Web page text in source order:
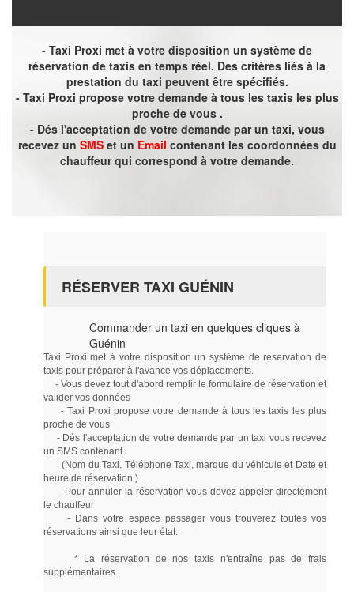
- Taxi Proxi met à votre disposition un système de
réservation de taxis en temps réel. Des critères liés à la
prestation du taxi peuvent être spécifiés.
- Taxi Proxi propose votre demande à tous les taxis les plus
proche de vous .
- Dés l'acceptation de votre demande par un taxi, vous
recevez un SMSet un Email contenant les coordonnées du
chauffeur qui correspond à votre demande.
RÉSERVER TAXI GUÉNIN
Commander un taxi en quelques cliques à
Guénin
Taxi Proxi met à votre disposition un système de réservation de
taxis pour préparer à l'avance vos déplacements.
- Vous devez tout d'abord remplir le formulaire de réservation et
valider vos données
- Taxi Proxi propose votre demande à tous les taxis les plus
proche de vous
- Dés l'acceptation de votre demande par un taxi vous recevez
un SMS contenant
(Nom du Taxi, Téléphone Taxi, marque du véhicule et Date et
heure de réservation )
- Pour annuler la réservation vous devez appeler directement
le chauffeur
- Dans votre espace passager vous trouverez toutes vos
réservations ainsi que leur état.
* La réservation de nos taxis n'entraîne pas de frais
supplémentaires.